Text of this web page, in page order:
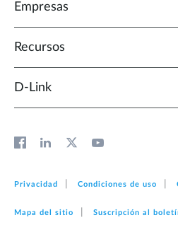
Empresas
Recursos
D‑Link
Privacidad Condiciones de uso
Mapa del sitio Suscripción al